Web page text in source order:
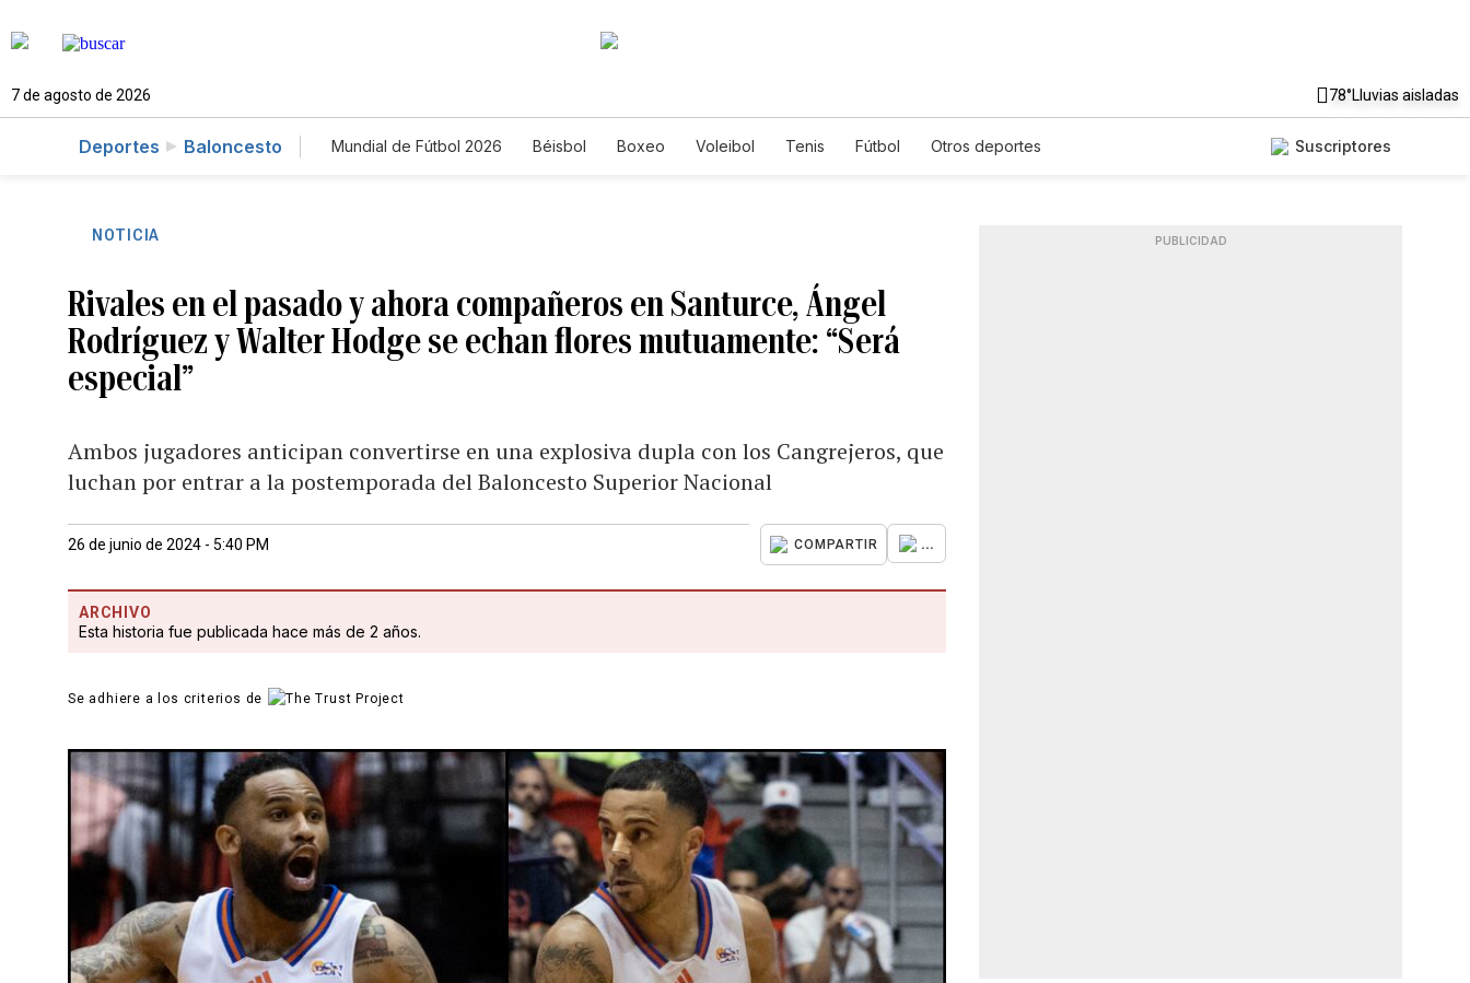
7 de agosto de 2026 78°Lluvias aisladas
Deportes Baloncesto Mundial de Fútbol 2026 Béisbol Boxeo Voleibol Tenis Fútbol Otros deportes Suscriptores
NOTICIA
Rivales en el pasado y ahora compañeros en Santurce, Ángel
Rodríguez y Walter Hodge se echan flores mutuamente: “Será
especial”
Ambos jugadores anticipan convertirse en una explosiva dupla con los Cangrejeros, que
luchan por entrar a la postemporada del Baloncesto Superior Nacional
26 de junio de 2024 - 5:40 PM COMPARTIR ...
ARCHIVO
Esta historia fue publicada hace más de 2 años.
Se adhiere a los criterios de
PUBLICIDAD